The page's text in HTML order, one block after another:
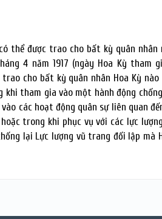
thể được trao cho bất kỳ quân nhân
4 năm 1917 (ngày Hoa Kỳ tham
cho bất kỳ quân nhân Hoa Kỳ
tham gia vào một hành động
các hoạt động quân sự liên quan
trong khi phục vụ với các lực
lại Lực lượng vũ trang đối lập mà